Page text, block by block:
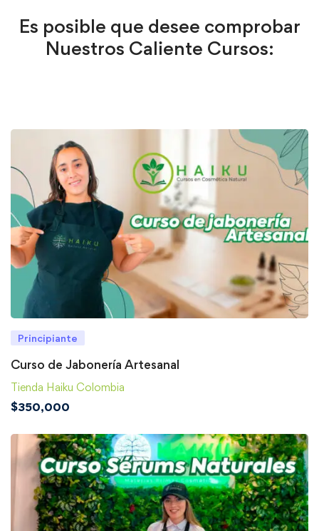
Es posible que desee comprobar
Nuestros Caliente Cursos:
Principiante
Curso de Jabonería Artesanal
Tienda Haiku Colombia
$350,000